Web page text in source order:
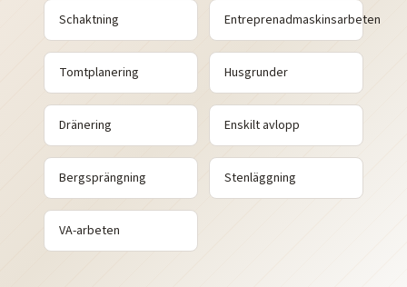
Schaktning Entreprenadmaskinsarbeten
Tomtplanering Husgrunder
Dränering Enskilt avlopp
Bergsprängning Stenläggning
VA-arbeten